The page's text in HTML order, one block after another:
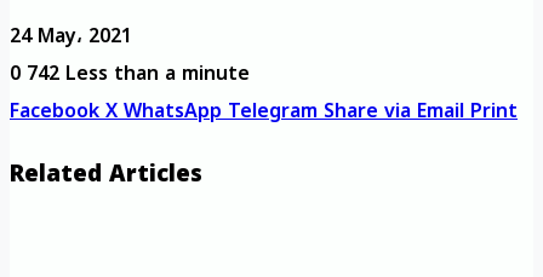
24 May، 2021
0742Less than a minute
FacebookXWhatsAppTelegramShare via EmailPrint
Related Articles